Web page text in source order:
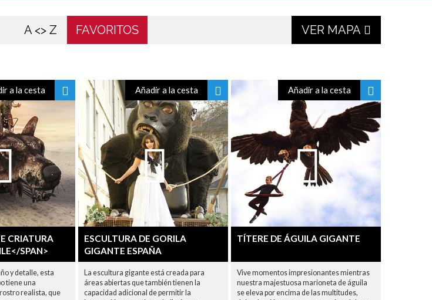
A <> Z FAVORITOS VER MAPA
a la cesta
CRIATURA
SPAN>
y detalle, esta
tiene una
realista, que
Añadir a la cesta
ESCULTURA DE GORILA
GIGANTE ESPAÑA
La escultura gigante está creada para
áreas abiertas que también tienen la
capacidad adicional de permitir la
Añadir a la cesta
TÍTERE DE ÁGUILA GIGANTE
Vive momentos impresionantes mientras
nuestra majestuosa marioneta de águila
se eleva por encima de las multitudes,